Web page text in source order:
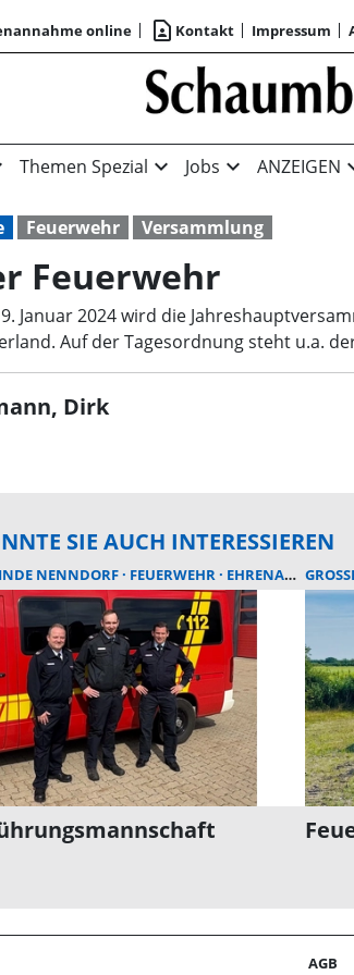
online contact_page Kontakt Impressum
Themen Spezial expand_more Jobs expand_more ANZEIGEN
Feuerwehr Versammlung
Feuerwehr
Januar 2024 wird die
Auf der Tagesordnung steht u.a.
Dirk
SIE AUCH INTERESSIEREN
NENNDORF FEUERWEHR EHRENAMT
AGB